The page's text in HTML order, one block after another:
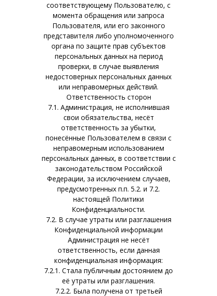
соответствующему Пользователю, с
момента обращения или запроса
Пользователя, или его законного
представителя либо уполномоченного
органа по защите прав субъектов
персональных данных на период
проверки, в случае выявления
недостоверных персональных данных
или неправомерных действий.
Ответственность сторон
7.1. Администрация, не исполнившая
свои обязательства, несёт
ответственность за убытки,
понесённые Пользователем в связи с
неправомерным использованием
персональных данных, в соответствии с
законодательством Российской
Федерации, за исключением случаев,
предусмотренных п.п. 5.2. и 7.2.
настоящей Политики
Конфиденциальности.
7.2. В случае утраты или разглашения
Конфиденциальной информации
Администрация не несёт
ответственность, если данная
конфиденциальная информация:
7.2.1. Стала публичным достоянием до
её утраты или разглашения.
7.2.2. Была получена от третьей